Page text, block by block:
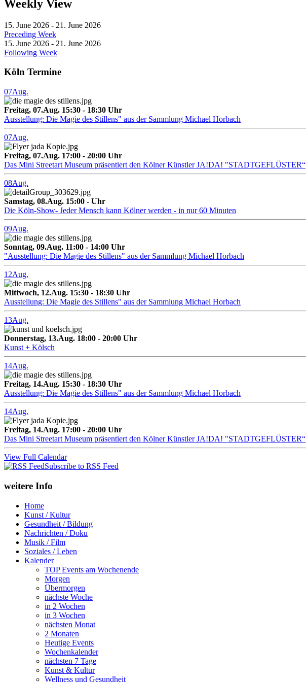
Weekly View
15. June 2026 - 21. June 2026
Preceding Week
15. June 2026 - 21. June 2026
Following Week
Köln Termine
07Aug.
Freitag, 07.Aug. 15:30 - 18:30 Uhr
Ausstellung: Die Magie des Stillens" aus der Sammlung Michael Horbach
07Aug.
Freitag, 07.Aug. 17:00 - 20:00 Uhr
Das Mini Streetart Museum präsentiert den Kölner Künstler JA!DA! "STADTGEFLÜSTER“
08Aug.
Samstag, 08.Aug. 15:00 - Uhr
Die Köln-Show- Jeder Mensch kann Kölner werden - in nur 60 Minuten
09Aug.
Sonntag, 09.Aug. 11:00 - 14:00 Uhr
"Ausstellung: Die Magie des Stillens" aus der Sammlung Michael Horbach
12Aug.
Mittwoch, 12.Aug. 15:30 - 18:30 Uhr
Ausstellung: Die Magie des Stillens" aus der Sammlung Michael Horbach
13Aug.
Donnerstag, 13.Aug. 18:00 - 20:00 Uhr
Kunst + Kölsch
14Aug.
Freitag, 14.Aug. 15:30 - 18:30 Uhr
Ausstellung: Die Magie des Stillens" aus der Sammlung Michael Horbach
14Aug.
Freitag, 14.Aug. 17:00 - 20:00 Uhr
Das Mini Streetart Museum präsentiert den Kölner Künstler JA!DA! "STADTGEFLÜSTER“
View Full Calendar
Subscribe to RSS Feed
weitere Info
Home
Kunst / Kultur
Gesundheit / Bildung
Nachrichten / Doku
Musik / Film
Soziales / Leben
Kalender
TOP Events am Wochenende
Morgen
Übermorgen
nächste Woche
in 2 Wochen
in 3 Wochen
nächsten Monat
2 Monaten
Heutige Events
Wochenkalender
nächsten 7 Tage
Kunst & Kultur
Wellness und Gesundheit